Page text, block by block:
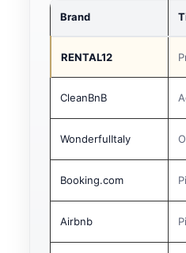
Brand
RENTAL12
CleanBnB
WonderfulItaly
Booking.com
Airbnb